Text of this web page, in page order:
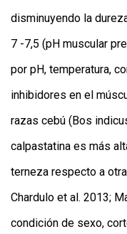
disminuyendo la
7 -7,5 (pH muscular
por pH, temperatura,
inhibidores en el
razas cebú (Bos
calpastatina es más
terneza respecto a
Chardulo et al. 2013;
condición de sexo,